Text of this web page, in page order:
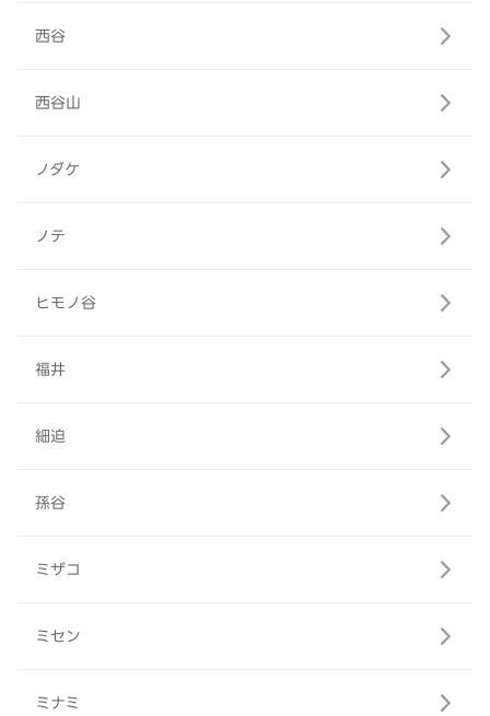
西谷
西谷山
ノダケ
ノテ
ヒモノ谷
福井
細迫
孫谷
ミザコ
ミセン
ミナミ